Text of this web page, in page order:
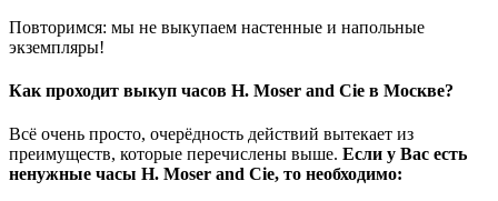
Повторимся: мы не выкупаем настенные и напольные
экземпляры!
Как проходит выкуп часов H. Moser and Cie в Москве?
Всё очень просто, очерёдность действий вытекает из
преимуществ, которые перечислены выше. Если у Вас есть
ненужные часы H. Moser and Cie, то необходимо: